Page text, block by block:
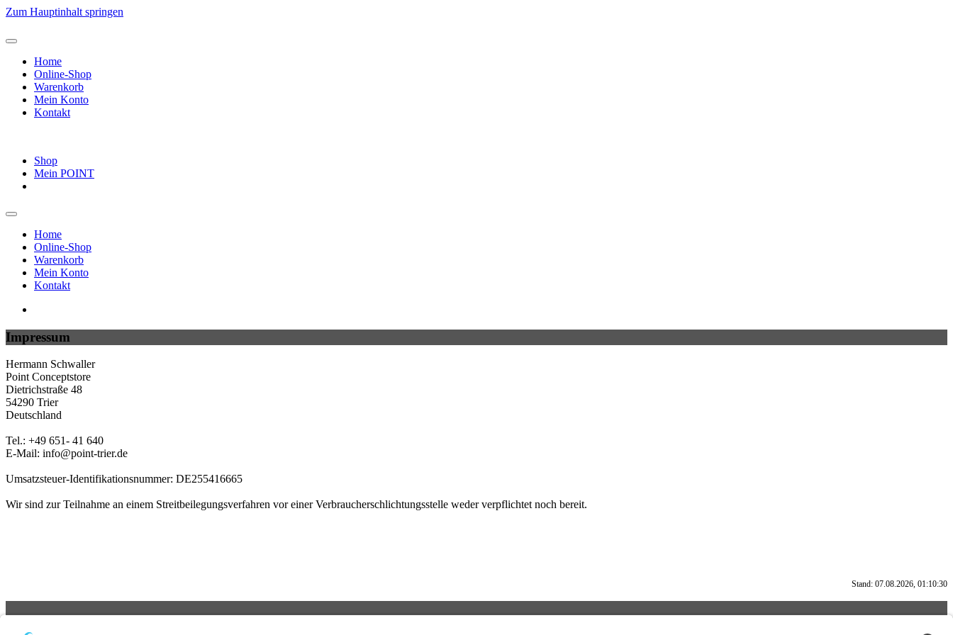
Zum Hauptinhalt springen
Home
Online-Shop
Warenkorb
Mein Konto
Kontakt
Shop
Mein POINT
Home
Online-Shop
Warenkorb
Mein Konto
Kontakt
Impressum
Hermann Schwaller
Point Conceptstore
Dietrichstraße 48
54290 Trier
Deutschland
Tel.: +49 651- 41 640
E-Mail: info@point-trier.de
Umsatzsteuer-Identifikationsnummer: DE255416665
Wir sind zur Teilnahme an einem Streitbeilegungsverfahren vor einer Verbraucherschlichtungsstelle weder verpflichtet noch bereit.
Stand: 07.08.2026, 01:10:30
2026